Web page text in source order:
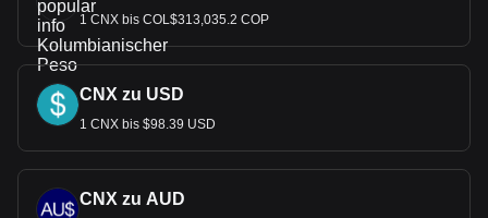
1 CNX bis COL$313,035.2 COP
CNX zu USD
1 CNX bis $98.39 USD
CNX zu AUD